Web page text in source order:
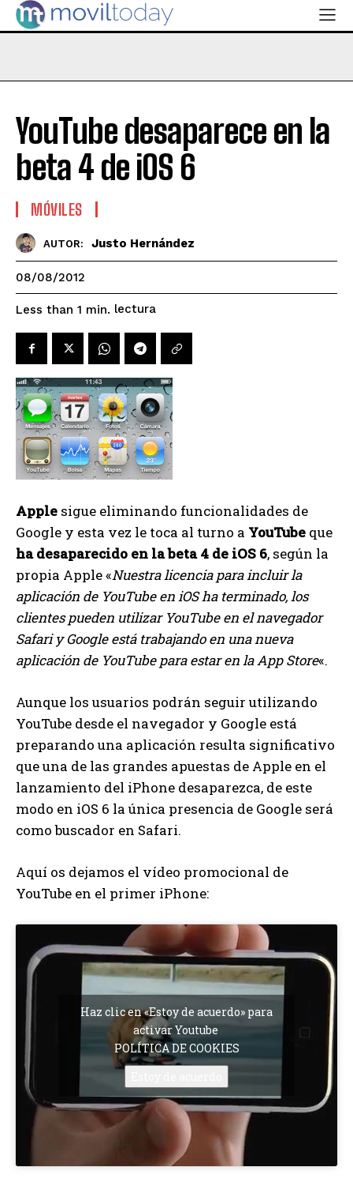
YouTube desaparece en la
beta 4 de iOS 6
MÓVILES
AUTOR: Justo Hernández
08/08/2012
Less than 1 min. lectura
Apple sigue eliminando funcionalidades de
Google y esta vez le toca al turno a YouTube que
ha desaparecido en la beta 4 de iOS 6, según la
propia Apple «Nuestra licencia para incluir la
aplicación de YouTube en iOS ha terminado, los
clientes pueden utilizar YouTube en el navegador
Safari y Google está trabajando en una nueva
aplicación de YouTube para estar en la App Store«.
Aunque los usuarios podrán seguir utilizando
YouTube desde el navegador y Google está
preparando una aplicación resulta significativo
que una de las grandes apuestas de Apple en el
lanzamiento del iPhone desaparezca, de este
modo en iOS 6 la única presencia de Google será
como buscador en Safari.
Aquí os dejamos el vídeo promocional de
YouTube en el primer iPhone:
Haz clic en «Estoy de acuerdo» para
activar Youtube
POLÍTICA DE COOKIES